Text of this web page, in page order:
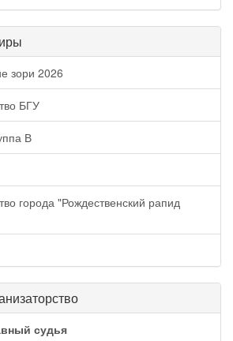
зори 2026
БГУ
В
города "Рождественский рапид
судья